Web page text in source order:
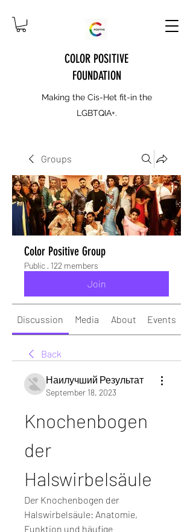
COLOR POSITIVE
FOUNDATION
Making the Cis-Het fit-in the
LGBTQIA+.
Groups
Color Positive Group
Public · 122 members
Join
Discussion Media About Events
Back
Наилучший Результат
September 18, 2023
Knochenbogen
der
Halswirbelsäule
Der Knochenbogen der
Halswirbelsäule: Anatomie,
Funktion und häufige